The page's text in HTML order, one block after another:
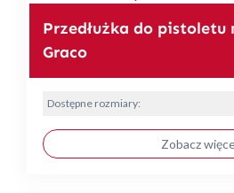
Przedłużka do pistoletu
Graco
Dostępne rozmiary:
Zobacz